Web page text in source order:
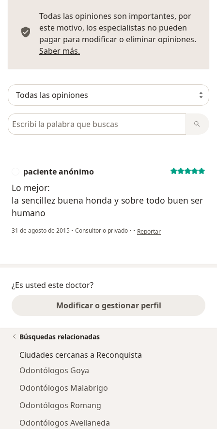
Todas las opiniones son importantes, por
este motivo, los especialistas no pueden
pagar para modificar o eliminar opiniones.
Saber más.
Busca en opiniones
paciente anónimo
Lo mejor:
la sencillez buena honda y sobre todo buen ser
humano
31 de agosto de 2015 • Consultorio privado • • en opinión del usuario
Reportar
¿Es usted este doctor?
Modificar o gestionar perfil
Búsquedas relacionadas
Ciudades cercanas a Reconquista
Odontólogos Goya
Odontólogos Malabrigo
Odontólogos Romang
Odontólogos Avellaneda